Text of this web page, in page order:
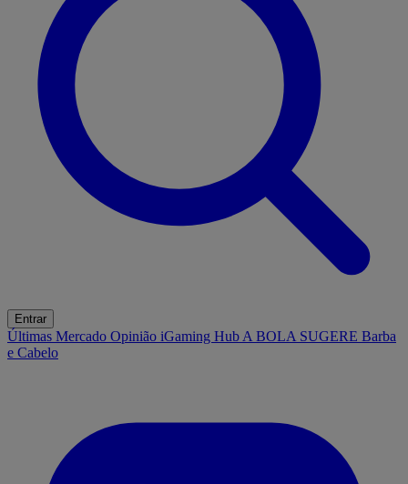
Entrar
Últimas Mercado Opinião iGaming Hub A BOLA SUGERE Barba
e Cabelo